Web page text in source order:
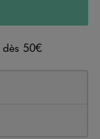
dès 50€